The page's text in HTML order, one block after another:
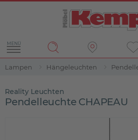
MENÜ
Lampen Hängeleuchten
Reality Leuchten
Pendelleuchte CHAPEAU